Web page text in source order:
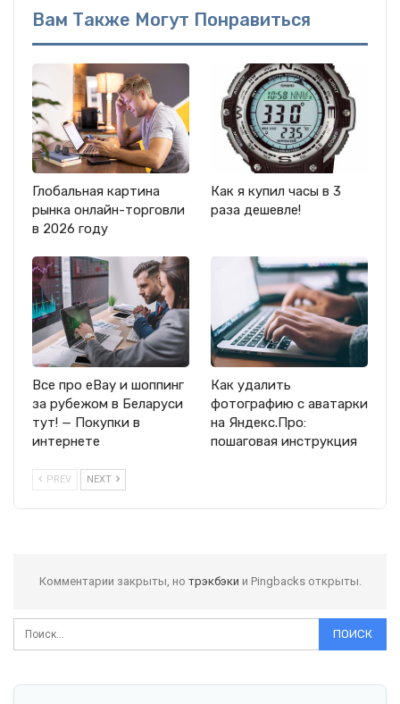
Вам Также Могут Понравиться
Глобальная картина
рынка онлайн-торговли
в 2026 году
Как я купил часы в 3
раза дешевле!
Все про eBay и шоппинг
за рубежом в Беларуси
тут! — Покупки в
интернете
Как удалить
фотографию с аватарки
на Яндекс.Про:
пошаговая инструкция
PREV NEXT
Комментарии закрыты, но трэкбэки и Pingbacks открыты.